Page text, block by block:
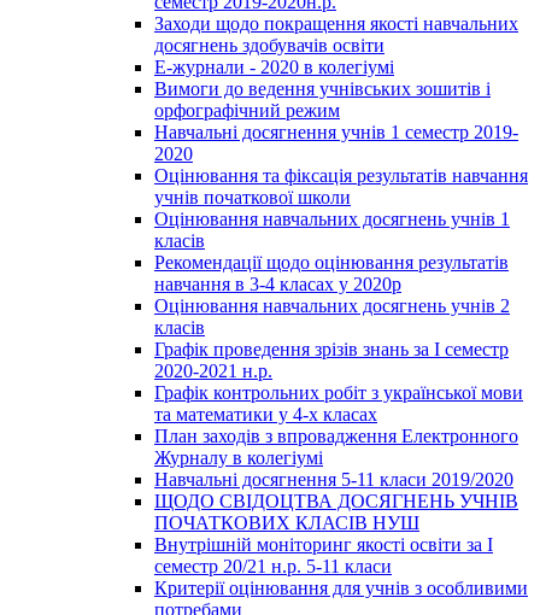
Заходи щодо покращення якості навчальних
досягнень здобувачів освіти
Е-журнали - 2020 в колегіумі
Вимоги до ведення учнівських зошитів і
орфографічний режим
Навчальні досягнення учнів 1 семестр 2019-
2020
Оцінювання та фіксація результатів навчання
учнів початкової школи
Оцінювання навчальних досягнень учнів 1
класів
Рекомендації щодо оцінювання результатів
навчання в 3-4 класах у 2020р
Оцінювання навчальних досягнень учнів 2
класів
Графік проведення зрізів знань за І семестр
2020-2021 н.р.
Графік контрольних робіт з української мови
та математики у 4-х класах
План заходів з впровадження Електронного
Журналу в колегіумі
Навчальні досягнення 5-11 класи 2019/2020
ЩОДО СВІДОЦТВА ДОСЯГНЕНЬ УЧНІВ
ПОЧАТКОВИХ КЛАСІВ НУШ
Внутрішній моніторинг якості освіти за І
семестр 20/21 н.р. 5-11 класи
Критерії оцінювання для учнів з особливими
потребами